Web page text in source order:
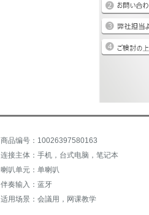
商品编号：10026397580163
连接主体：手机，台式电脑，笔记本
喇叭单元：单喇叭
伴奏输入：蓝牙
适用场景：会議用，网课教学